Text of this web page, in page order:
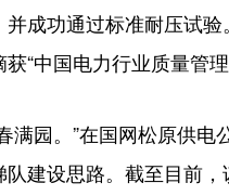
成功通过标准耐压试
“中国电力行业质量管理
园。”在国网松原供电
队建设思路。截至目前